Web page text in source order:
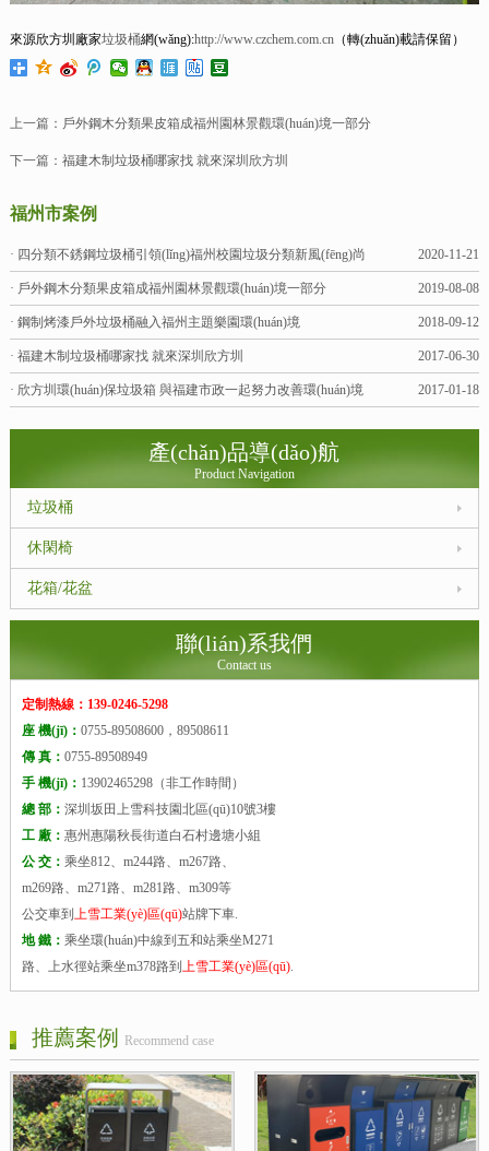
來源欣方圳廠家垃圾桶網(wǎng):http://www.czchem.com.cn（轉(zhuǎn)載請保留）
上一篇： 戶外鋼木分類果皮箱成福州園林景觀環(huán)境一部分
下一篇： 福建木制垃圾桶哪家找 就來深圳欣方圳
福州市案例
2020-11-21
· 四分類不銹鋼垃圾桶引領(lǐng)福州校園垃圾分類新風(fēng)尚
2019-08-08
· 戶外鋼木分類果皮箱成福州園林景觀環(huán)境一部分
2018-09-12
· 鋼制烤漆戶外垃圾桶融入福州主題樂園環(huán)境
2017-06-30
· 福建木制垃圾桶哪家找 就來深圳欣方圳
2017-01-18
· 欣方圳環(huán)保垃圾箱 與福建市政一起努力改善環(huán)境
產(chǎn)品導(dǎo)航
Product Navigation
垃圾桶
休閑椅
花箱/花盆
聯(lián)系我們
Contact us
定制熱線：139-0246-5298
座 機(jī)： 0755-89508600，89508611
傳 真： 0755-89508949
手 機(jī)： 13902465298（非工作時間）
總 部： 深圳坂田上雪科技園北區(qū)10號3樓
工 廠： 惠州惠陽秋長街道白石村邊塘小組
公 交： 乘坐812、m244路、m267路、
m269路、m271路、m281路、m309等
公交車到上雪工業(yè)區(qū)站牌下車.
地 鐵： 乘坐環(huán)中線到五和站乘坐M271
路、上水徑站乘坐m378路到上雪工業(yè)區(qū).
推薦案例 Recommend case